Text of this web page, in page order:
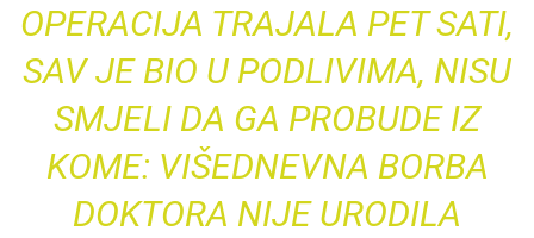
OPERACIJA TRAJALA PET SATI,
SAV JE BIO U PODLIVIMA, NISU
SMJELI DA GA PROBUDE IZ
KOME: VIŠEDNEVNA BORBA
DOKTORA NIJE URODILA